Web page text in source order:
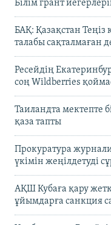
Білім грант
БАҚ: Қазақстан
талабы сақталмаған
Ресейдің
соң Wildberries
Таиландта мектепте
қаза тапты
Прокуратура
үкімін жеңілдетуді
АҚШ Кубаға қару
ұйымдарға санкция